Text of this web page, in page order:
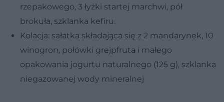
rzepakowego, 3 łyżki startej marchwi, pół
brokuła, szklanka kefiru.
Kolacja: sałatka składająca się z 2 mandarynek, 10
winogron, połówki grejpfruta i małego
opakowania jogurtu naturalnego (125 g), szklanka
niegazowanej wody mineralnej